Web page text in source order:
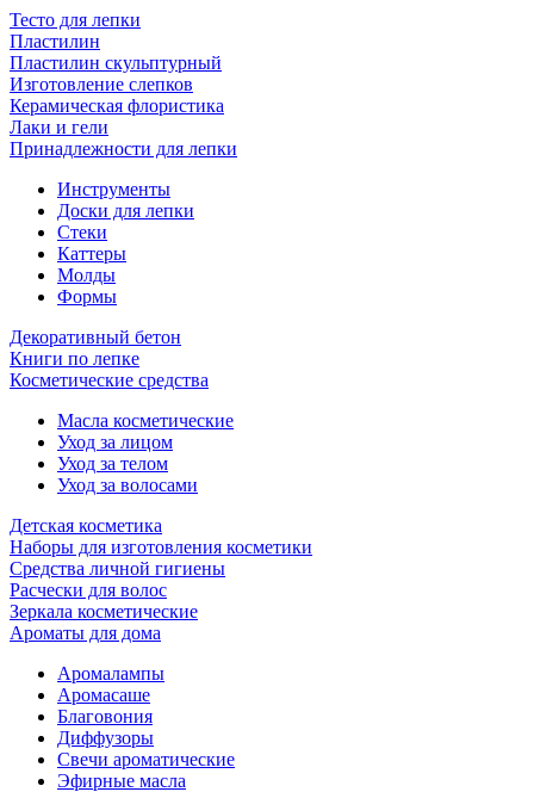
Тесто для лепки
Пластилин
Пластилин скульптурный
Изготовление слепков
Керамическая флористика
Лаки и гели
Принадлежности для лепки
Инструменты
Доски для лепки
Стеки
Каттеры
Молды
Формы
Декоративный бетон
Книги по лепке
Косметические средства
Масла косметические
Уход за лицом
Уход за телом
Уход за волосами
Детская косметика
Наборы для изготовления косметики
Средства личной гигиены
Расчески для волос
Зеркала косметические
Ароматы для дома
Аромалампы
Аромасаше
Благовония
Диффузоры
Свечи ароматические
Эфирные масла